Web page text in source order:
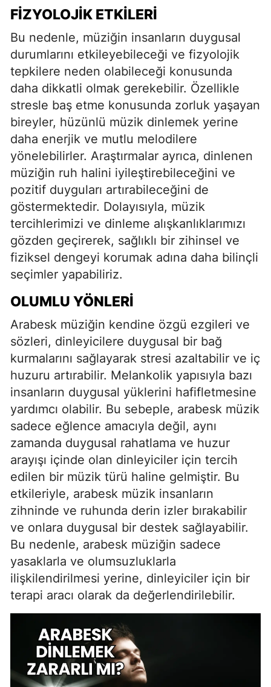
FIZYOLOJIK ETKILERI
Bu nedenle, müziğin insanların duygusal
durumlarını etkileyebileceği ve fizyolojik
tepkilere neden olabileceği konusunda
daha dikkatli olmak gerekebilir. Özellikle
stresle baş etme konusunda zorluk yaşayan
bireyler, hüzünlü müzik dinlemek yerine
daha enerjik ve mutlu melodilere
yönelebilirler. Araştırmalar ayrıca, dinlenen
müziğin ruh halini iyileştirebileceğini ve
pozitif duyguları artırabileceğini de
göstermektedir. Dolayısıyla, müzik
tercihlerimizi ve dinleme alışkanlıklarımızı
gözden geçirerek, sağlıklı bir zihinsel ve
fiziksel dengeyi korumak adına daha bilinçli
seçimler yapabiliriz.
OLUMLU YÖNLERI
Arabesk müziğin kendine özgü ezgileri ve
sözleri, dinleyicilere duygusal bir bağ
kurmalarını sağlayarak stresi azaltabilir ve iç
huzuru artırabilir. Melankolik yapısıyla bazı
insanların duygusal yüklerini hafifletmesine
yardımcı olabilir. Bu sebeple, arabesk müzik
sadece eğlence amacıyla değil, aynı
zamanda duygusal rahatlama ve huzur
arayışı içinde olan dinleyiciler için tercih
edilen bir müzik türü haline gelmiştir. Bu
etkileriyle, arabesk müzik insanların
zihninde ve ruhunda derin izler bırakabilir
ve onlara duygusal bir destek sağlayabilir.
Bu nedenle, arabesk müziğin sadece
yasaklarla ve olumsuzluklarla
ilişkilendirilmesi yerine, dinleyiciler için bir
terapi aracı olarak da değerlendirilebilir.